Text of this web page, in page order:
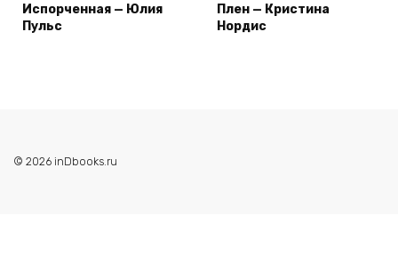
Испорченная — Юлия
Пульс
Плен — Кристина
Нордис
© 2026 inDbooks.ru